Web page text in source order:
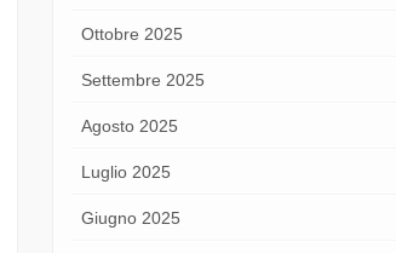
Ottobre 2025
Settembre 2025
Agosto 2025
Luglio 2025
Giugno 2025